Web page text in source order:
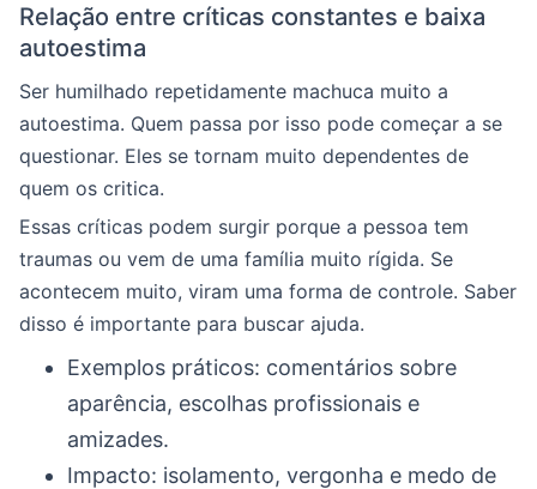
Relação entre críticas constantes e baixa
autoestima
Ser humilhado repetidamente machuca muito a
autoestima. Quem passa por isso pode começar a se
questionar. Eles se tornam muito dependentes de
quem os critica.
Essas críticas podem surgir porque a pessoa tem
traumas ou vem de uma família muito rígida. Se
acontecem muito, viram uma forma de controle. Saber
disso é importante para buscar ajuda.
Exemplos práticos: comentários sobre
aparência, escolhas profissionais e
amizades.
Impacto: isolamento, vergonha e medo de